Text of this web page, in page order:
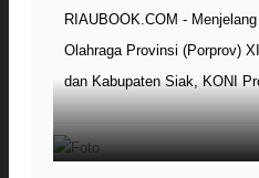
RIAUBOOK.COM -
Olahraga Provinsi (Porprov)
dan Kabupaten Siak, KONI